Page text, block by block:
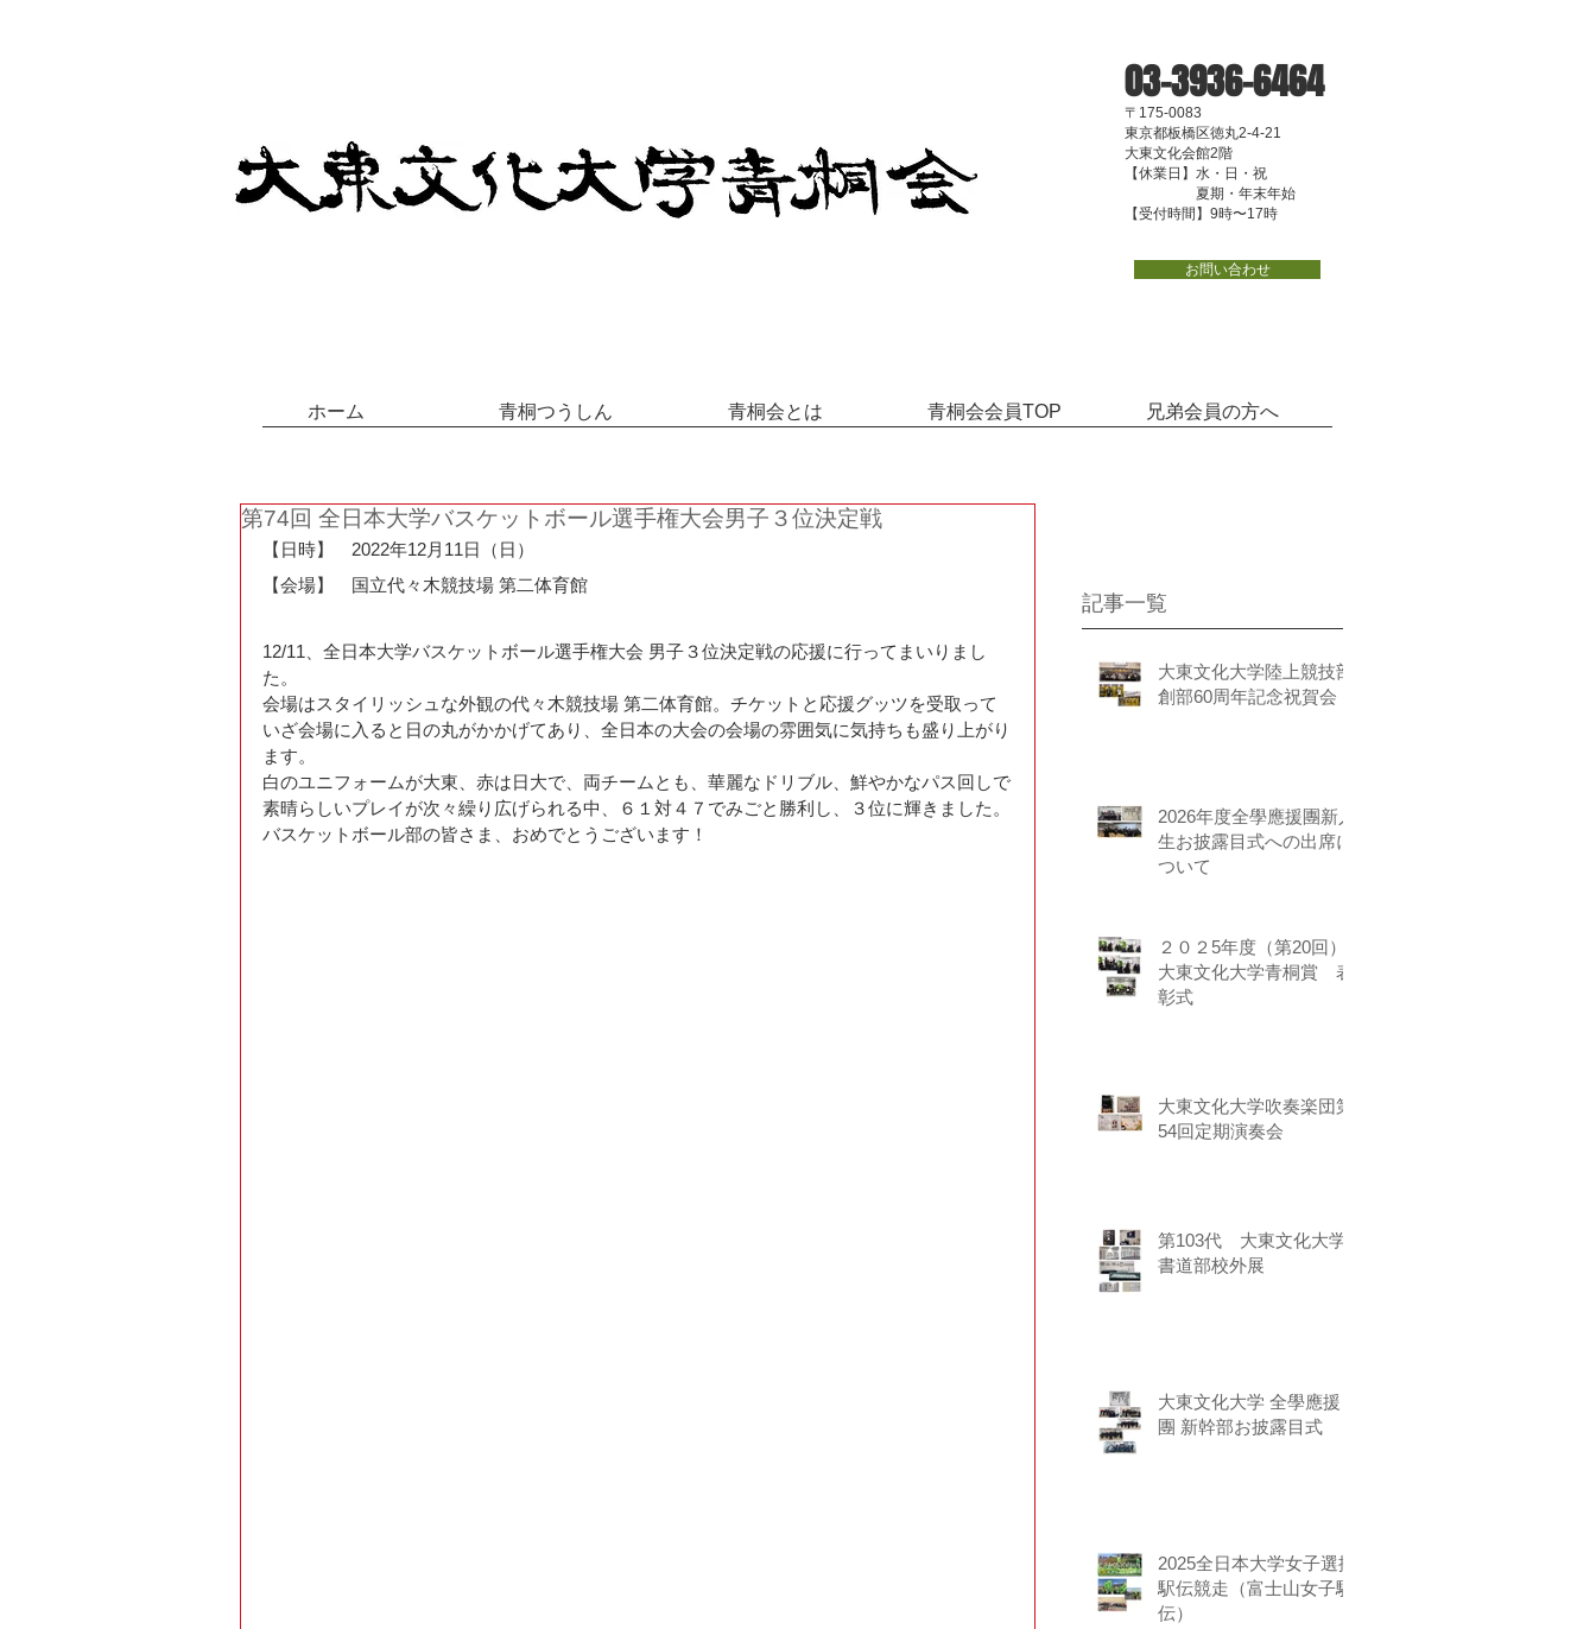
〒175-0083
東京都板橋区徳丸2-4-21
大東文化会館2階
【休業日】水・日・祝
夏期・年末年始
【受付時間】9時〜17時
03-3936-6464
お問い合わせ
ホーム 青桐つうしん 青桐会とは 青桐会会員TOP 兄弟会員の方へ
第74回 全日本大学バスケットボール選手権大会男子３位決定戦
【日時】　2022年12月11日（日）
【会場】　国立代々木競技場 第二体育館
12/11、全日本大学バスケットボール選手権大会 男子３位決定戦の応援に行ってまいりまし
た。
会場はスタイリッシュな外観の代々木競技場 第二体育館。チケットと応援グッツを受取って
いざ会場に入ると日の丸がかかげてあり、全日本の大会の会場の雰囲気に気持ちも盛り上がり
ます。
白のユニフォームが大東、赤は日大で、両チームとも、華麗なドリブル、鮮やかなパス回しで
素晴らしいプレイが次々繰り広げられる中、６１対４７でみごと勝利し、３位に輝きました。
バスケットボール部の皆さま、おめでとうございます！
記事一覧
大東文化大学陸上競技部
創部60周年記念祝賀会
2026年度全學應援團新入
生お披露目式への出席に
ついて
２０２5年度（第20回）
大東文化大学青桐賞 表
彰式
大東文化大学吹奏楽団第
54回定期演奏会
第103代 大東文化大学
書道部校外展
大東文化大学 全學應援
團 新幹部お披露目式
2025全日本大学女子選抜
駅伝競走（富士山女子駅
伝）